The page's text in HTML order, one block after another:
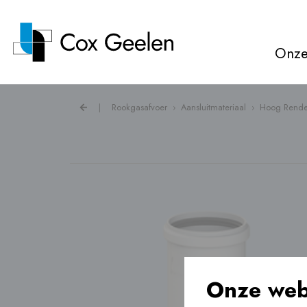
Vloerverwarming ›
| Rookgasafvoer › Aansluitmateriaal › Hoog
Onze